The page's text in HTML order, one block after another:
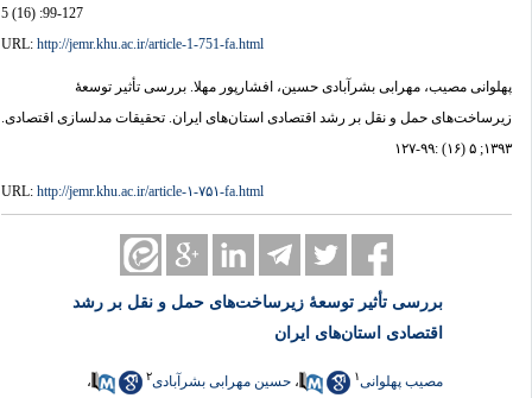
5 (16) :99-127
URL:http://jemr.khu.ac.ir/article-1-751-fa.html
پهلوانی مصیب، مهرابی بشرآبادی حسین، افشارپور مهلا. بررسی تأثیر توسعۀ
زیرساخت‌های حمل و نقل بر رشد اقتصادی استان‌های ایران. تحقیقات مدلسازی اقتصادی.
۱۳۹۳; ۵ (۱۶) :۹۹-۱۲۷
URL:http://jemr.khu.ac.ir/article-۱-۷۵۱-fa.html
بررسی تأثیر توسعۀ زیرساخت‌های حمل و نقل بر رشد
اقتصادی استان‌های ایران
مصیب پهلوانی ، حسین مهرابی بشرآبادی ،